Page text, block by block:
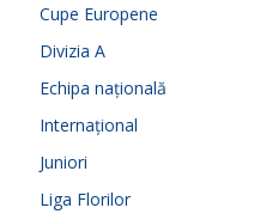
Cupe Europene
Divizia A
Echipa națională
Internațional
Juniori
Liga Florilor